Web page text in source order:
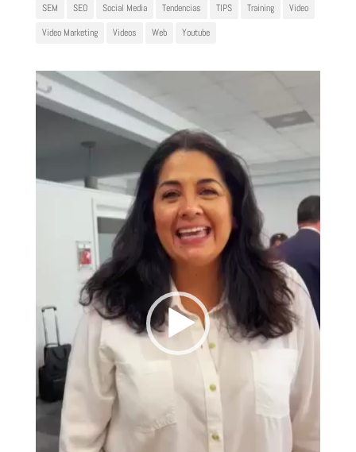
SEM
SEO Social Media Tendencias TIPS Training
Video
Video Marketing
Videos Web Youtube
Reproductor
de
vídeo